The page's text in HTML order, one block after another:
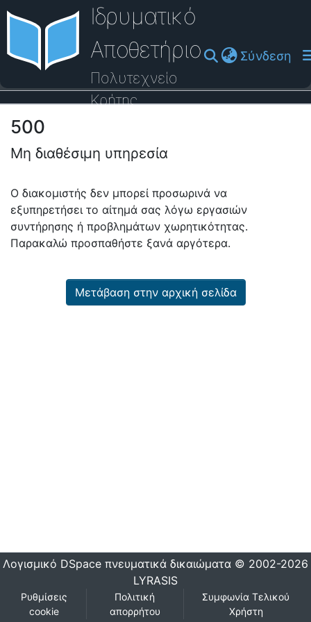
Ιδρυματικό
Αποθετήριο
Πολυτεχνείο
Κρήτης
Σύνδεση
Οδηγός Βοήθειας
500
Μη διαθέσιμη υπηρεσία
Ο διακομιστής δεν μπορεί προσωρινά να
εξυπηρετήσει το αίτημά σας λόγω εργασιών
συντήρησης ή προβλημάτων χωρητικότητας.
Παρακαλώ προσπαθήστε ξανά αργότερα.
Μετάβαση στην αρχική σελίδα
Λογισμικό DSpace πνευματικά δικαιώματα © 2002-2026
LYRASIS
Ρυθμίσεις
cookie
Πολιτική
απορρήτου
Συμφωνία Τελικού
Χρήστη